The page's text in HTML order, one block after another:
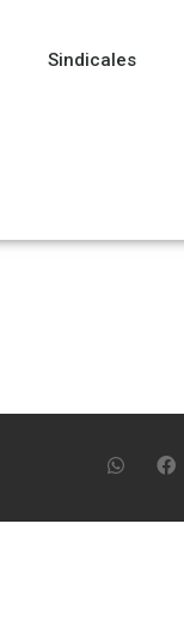
Sindicales